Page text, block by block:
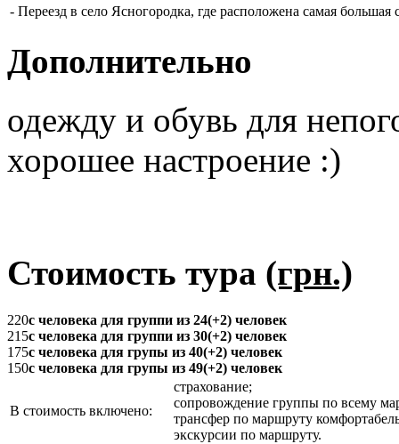
- Переезд в село Ясногородка, где расположена самая большая
Дополнительно
одежду и обувь для
хорошее настроение :)
Стоимость тура (грн.)
220с человека для группи из 24(+2) человек
215с человека для группи из 30(+2) человек
175с человека для групы из 40(+2) человек
150с человека для групы из 49(+2) человек
В стоимость включено:
страхование;
сопровождение группы по всему
трансфер по маршруту
экскурсии по маршруту.